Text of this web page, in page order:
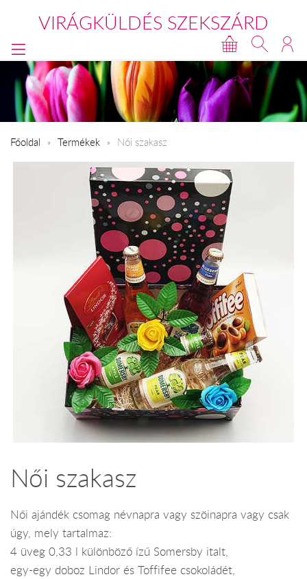
VIRÁGKÜLDÉS SZEKSZÁRD
Főoldal Termékek Női szakasz
Női szakasz
Női ajándék csomag névnapra vagy szöinapra vagy csak
úgy, mely tartalmaz:
4 üveg 0,33 l különböző ízű Somersby italt,
egy-egy doboz Lindor és Toffifee csokoládét,